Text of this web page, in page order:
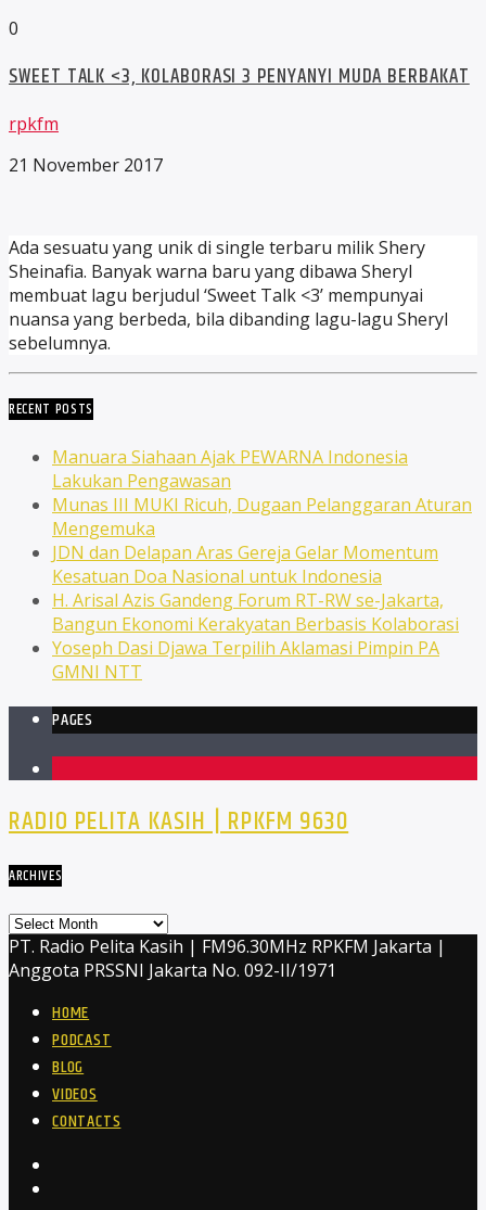
0
SWEET TALK <3, KOLABORASI 3 PENYANYI MUDA BERBAKAT
rpkfm
21 November 2017
Ada sesuatu yang unik di single terbaru milik Shery
Sheinafia. Banyak warna baru yang dibawa Sheryl
membuat lagu berjudul ‘Sweet Talk <3’ mempunyai
nuansa yang berbeda, bila dibanding lagu-lagu Sheryl
sebelumnya.
RECENT POSTS
Manuara Siahaan Ajak PEWARNA Indonesia
Lakukan Pengawasan
Munas III MUKI Ricuh, Dugaan Pelanggaran Aturan
Mengemuka
JDN dan Delapan Aras Gereja Gelar Momentum
Kesatuan Doa Nasional untuk Indonesia
H. Arisal Azis Gandeng Forum RT-RW se-Jakarta,
Bangun Ekonomi Kerakyatan Berbasis Kolaborasi
Yoseph Dasi Djawa Terpilih Aklamasi Pimpin PA
GMNI NTT
PAGES
RADIO PELITA KASIH | RPKFM 9630
ARCHIVES
Archives
PT. Radio Pelita Kasih | FM96.30MHz RPKFM Jakarta |
Anggota PRSSNI Jakarta No. 092-II/1971
HOME
PODCAST
BLOG
VIDEOS
CONTACTS